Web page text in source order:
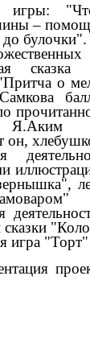
игры:
–
булочки".
о
он,
игра "Торт"